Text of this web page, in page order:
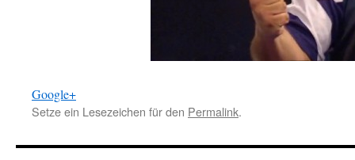
Google+
Setze ein Lesezeichen für den Permalink.